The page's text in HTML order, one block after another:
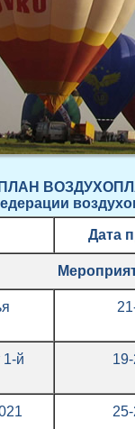
ии
Дата
1-й